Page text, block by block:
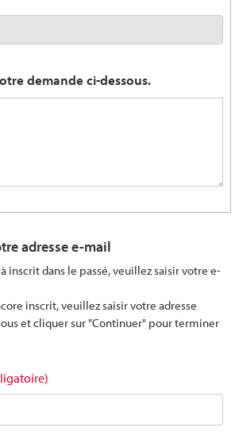
demande ci-dessous.
adresse e-mail
inscrit dans le passé, veuillez saisir votre e-
inscrit, veuillez saisir votre adresse
et cliquer sur "Continuer" pour terminer